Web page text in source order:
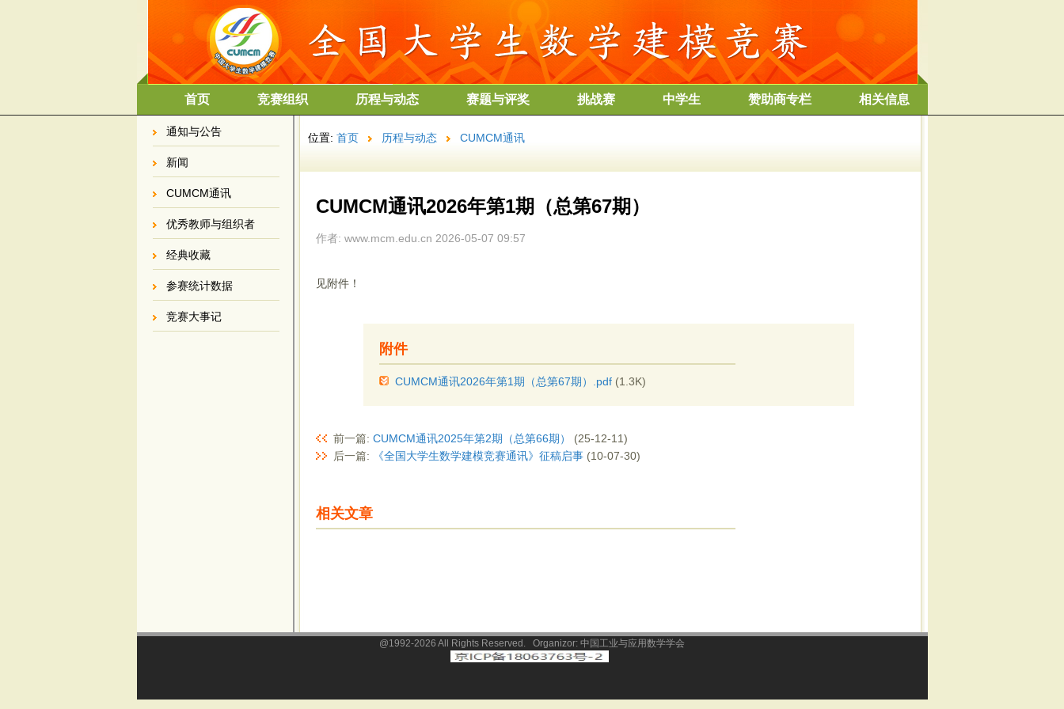
首页 竞赛组织 历程与动态 赛题与评奖 挑战赛 中学生 赞助商专栏 相关信息
通知与公告
新闻
CUMCM通讯
优秀教师与组织者
经典收藏
参赛统计数据
竞赛大事记
位置: 首页 历程与动态 CUMCM通讯
CUMCM通讯2026年第1期（总第67期）
作者: www.mcm.edu.cn 2026-05-07 09:57
见附件！
附件
CUMCM通讯2026年第1期（总第67期）.pdf(1.3K)
前一篇: CUMCM通讯2025年第2期（总第66期）
(25-12-11)
后一篇:
《全国大学生数学建模竞赛通讯》征稿启事(10-07-30)
相关文章
@1992-2026 All Rights Reserved. Organizor: 中国工业与应用数学学会